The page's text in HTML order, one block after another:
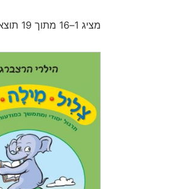
מציג 1–16 מתוך 19 תוצאות